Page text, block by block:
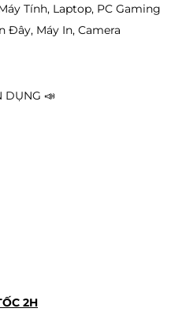
Tính, Laptop, PC Gaming
Đây, Máy In, Camera
DỤNG 📣
2H